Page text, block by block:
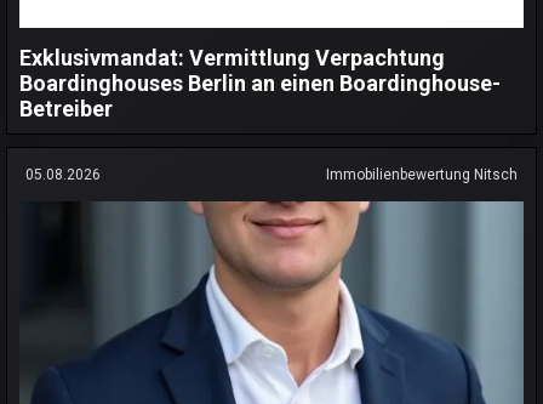
Exklusivmandat: Vermittlung Verpachtung
Boardinghouses Berlin an einen Boardinghouse-
Betreiber
05.08.2026 Immobilienbewertung Nitsch